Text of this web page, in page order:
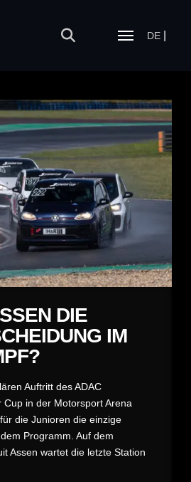
DE
DIE
IM
Auftritt des ADAC
Cup in der Motorsport Arena
die Junioren die einzige
Programm. Auf dem
Assen wartet die letzte Station